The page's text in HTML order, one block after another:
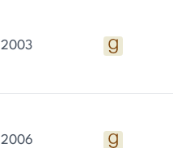
2003
2006